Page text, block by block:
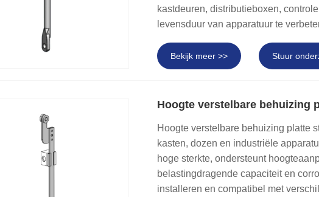
kastdeuren, distributieboxen,
levensduur van apparatuur te
Bekijk meer >> Stuur
Hoogte verstelbare behuizing
Hoogte verstelbare behuizing platte
kasten, dozen en industriële
hoge sterkte, ondersteunt
belastingdragende capaciteit en
installeren en compatibel met